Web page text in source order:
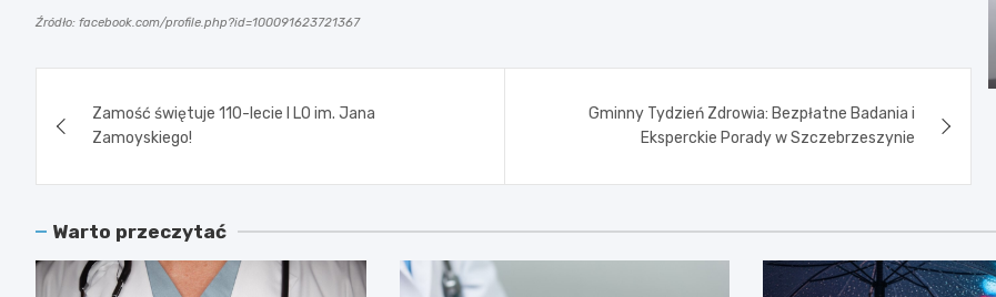
Źródło: facebook.com/profile.php?id=100091623721367
wpisu
Zamość świętuje 110-lecie I LO im. Jana
Zamoyskiego!
Gminny Tydzień Zdrowia: Bezpłatne Badania i
Eksperckie Porady w Szczebrzeszynie
Warto przeczytać